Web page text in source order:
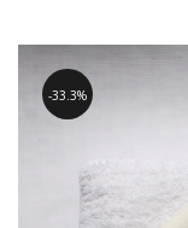
33.3%